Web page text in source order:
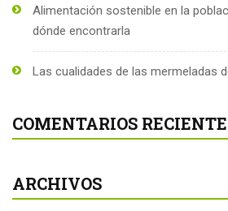
Alimentación sostenible en la
dónde encontrarla
Las cualidades de las mermeladas
COMENTARIOS
ARCHIVOS